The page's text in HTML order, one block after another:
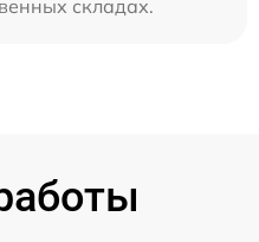
складах.